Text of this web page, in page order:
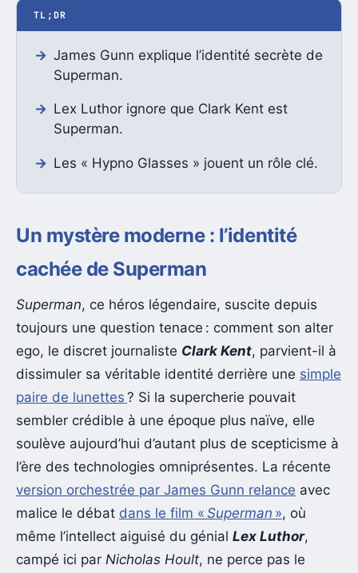
TL;DR
James Gunn explique l’identité secrète de
Superman.
Lex Luthor ignore que Clark Kent est
Superman.
Les « Hypno Glasses » jouent un rôle clé.
Un mystère moderne : l’identité
cachée de Superman
Superman, ce héros légendaire, suscite depuis
toujours une question tenace : comment son alter
ego, le discret journaliste Clark Kent, parvient-il à
dissimuler sa véritable identité derrière une simple
paire de lunettes ? Si la supercherie pouvait
sembler crédible à une époque plus naïve, elle
soulève aujourd’hui d’autant plus de scepticisme à
l’ère des technologies omniprésentes. La récente
version orchestrée par James Gunn relance avec
malice le débat dans le film « Superman », où
même l’intellect aiguisé du génial Lex Luthor,
campé ici par Nicholas Hoult, ne perce pas le